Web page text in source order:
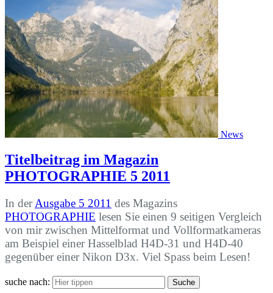
News
Titelbeitrag im Magazin
PHOTOGRAPHIE 5 2011
In derAusgabe 5 2011 des Magazins
PHOTOGRAPHIE lesen Sie einen 9 seitigen Vergleich
von mir zwischen Mittelformat und Vollformatkameras
am Beispiel einer Hasselblad H4D-31 und H4D-40
gegenüber einer Nikon D3x. Viel Spass beim Lesen!
suche nach: Suche